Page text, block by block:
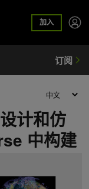
加入
计和仿
中构建